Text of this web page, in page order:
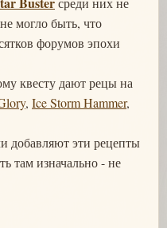
могло быть, что
форумов эпохи
квесту дают рецы на
, Ice Storm Hammer,
добавляют эти рецепты
там изначально - не